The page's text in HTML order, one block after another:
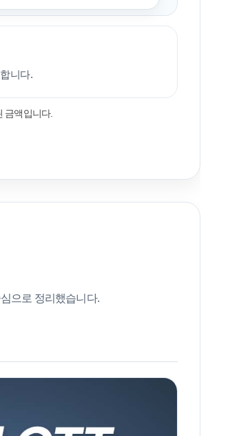
니다.
금액입니다.
으로 정리했습니다.